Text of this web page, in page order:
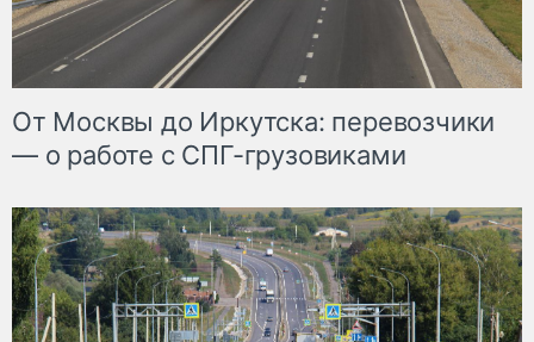
От Москвы до Иркутска: перевозчики
— о работе с СПГ-грузовиками